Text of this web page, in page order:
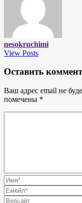
nesokruchimi
View Posts
Оставить
Ваш адрес email не
помечены *